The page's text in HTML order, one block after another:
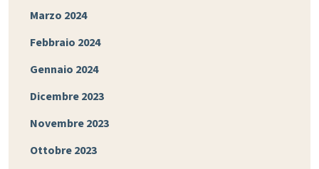
Marzo 2024
Febbraio 2024
Gennaio 2024
Dicembre 2023
Novembre 2023
Ottobre 2023